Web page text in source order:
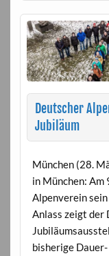
Deutscher
Jubiläum
München (28.
in München:
Alpenverein
Anlass zeigt der
bisherige